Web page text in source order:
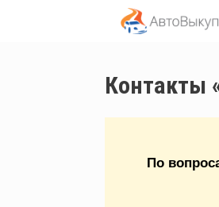
Контакты
По